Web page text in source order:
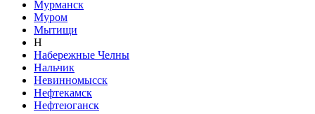
Мурманск
Муром
Мытищи
Н
Набережные Челны
Нальчик
Невинномысск
Нефтекамск
Нефтеюганск